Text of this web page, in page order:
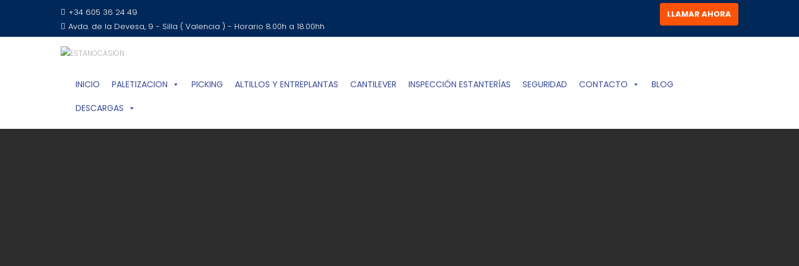
+34 605 36 24 49
Avda. de la Devesa, 9 - Silla ( Valencia ) - Horario 8.00h a 18.00hh
LLAMAR AHORA
INICIO PALETIZACION PICKING ALTILLOS Y ENTREPLANTAS CANTILEVER INSPECCIÓN ESTANTERÍAS SEGURIDAD CONTACTO
BLOG
DESCARGAS
SOLICITA TU PRESUPUESTO